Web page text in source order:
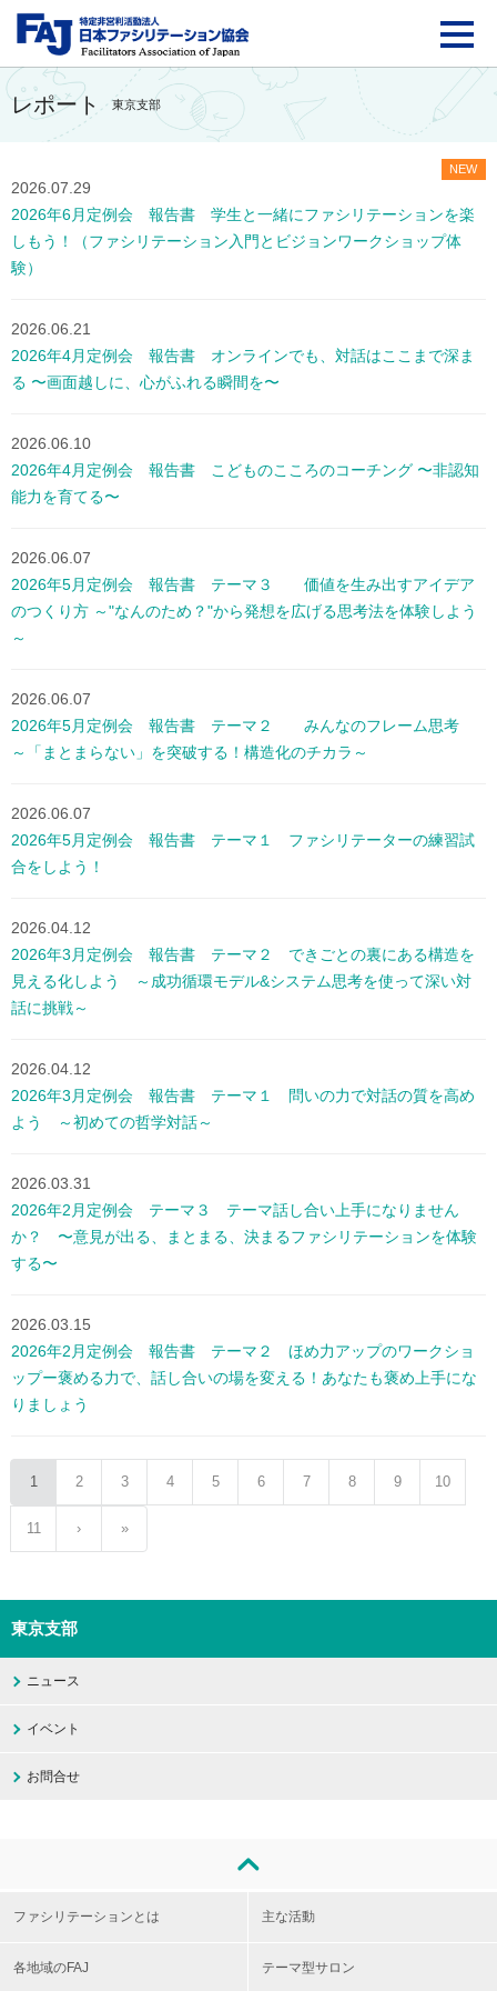
FAJ：特定非営利活動
レポート 東京支部
2026.07.29
2026年6月定例会 報告書 学生と一緒にファシリテーションを楽
しもう！（ファシリテーション入門とビジョンワークショップ体
験）
NEW
2026.06.21
2026年4月定例会 報告書 オンラインでも、対話はここまで深ま
る 〜画面越しに、心がふれる瞬間を〜
2026.06.10
2026年4月定例会 報告書 こどものこころのコーチング 〜非認知
能力を育てる〜
2026.06.07
2026年5月定例会 報告書 テーマ３ 価値を生み出すアイデア
のつくり方 ～"なんのため？"から発想を広げる思考法を体験しよう
～
2026.06.07
2026年5月定例会 報告書 テーマ２ みんなのフレーム思考
～「まとまらない」を突破する！構造化のチカラ～
2026.06.07
2026年5月定例会 報告書 テーマ１ ファシリテーターの練習試
合をしよう！
2026.04.12
2026年3月定例会 報告書 テーマ２ できごとの裏にある構造を
見える化しよう ～成功循環モデル&システム思考を使って深い対
話に挑戦～
2026.04.12
2026年3月定例会 報告書 テーマ１ 問いの力で対話の質を高め
よう ～初めての哲学対話～
2026.03.31
2026年2月定例会 テーマ３ テーマ話し合い上手になりません
か？ 〜意見が出る、まとまる、決まるファシリテーションを体験
する〜
2026.03.15
2026年2月定例会 報告書 テーマ２ ほめ力アップのワークショ
ップー褒める力で、話し合いの場を変える！あなたも褒め上手にな
りましょう
1 2 3 4 5 6 7 8 9 10
11 › »
東京支部
ニュース
イベント
お問合せ
ファシリテーションとは 主な活動
各地域のFAJ テーマ型サロン